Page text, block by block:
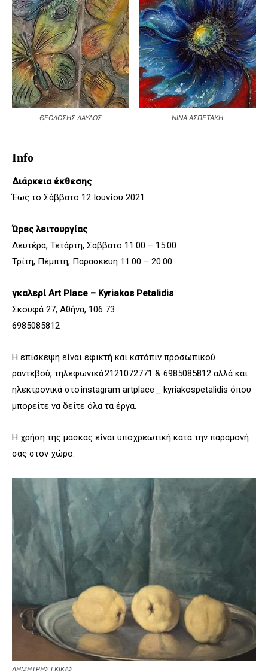
ΘΕΟΔΟΣΗΣ ΔΑΥΛΟΣ ΝΙΝΑ ΑΣΠΕΤΑΚΗ
Info
Διάρκεια έκθεσης
Έως το Σάββατο 12 Ιουνίου 2021
Ώρες λειτουργίας
Δευτέρα, Τετάρτη, Σάββατο 11.00 – 15.00
Τρίτη, Πέμπτη, Παρασκευη 11.00 – 20.00
γκαλερί Art Place – Kyriakos Petalidis
Σκουφά 27, Aθήνα, 106 73
6985085812
Η επίσκεψη είναι εφικτή και κατόπιν προσωπικού
ραντεβού, τηλεφωνικά 2121072771 & 6985085812 αλλά και
ηλεκτρονικά στο instagram artplace _ kyriakospetalidis όπου
μπορείτε να δείτε όλα τα έργα.
Η χρήση της μάσκας είναι υποχρεωτική κατά την παραμονή
σας στον χώρο.
ΔΗΜΗΤΡΗΣ ΓΚΙΚΑΣ